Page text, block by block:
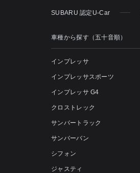
SUBARU 認定U-Car
車種から探す（五十音順）
インプレッサ
インプレッサスポーツ
インプレッサ G4
クロストレック
サンバートラック
サンバーバン
シフォン
ジャスティ